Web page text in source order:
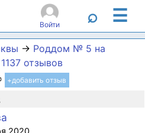
Войти ⌕ ☰
→ Роддом № 5 на
1137 отзывов
+добавить отзыв
2020